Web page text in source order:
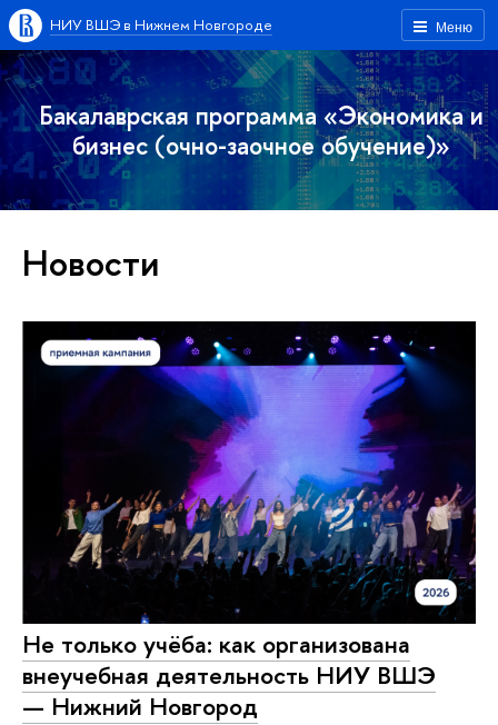
Меню
НИУ ВШЭ в Нижнем Новгороде
Бакалаврская программа «Экономика и
бизнес (очно-заочное обучение)»
Новости
Не только учёба: как организована
внеучебная деятельность НИУ ВШЭ
— Нижний Новгород